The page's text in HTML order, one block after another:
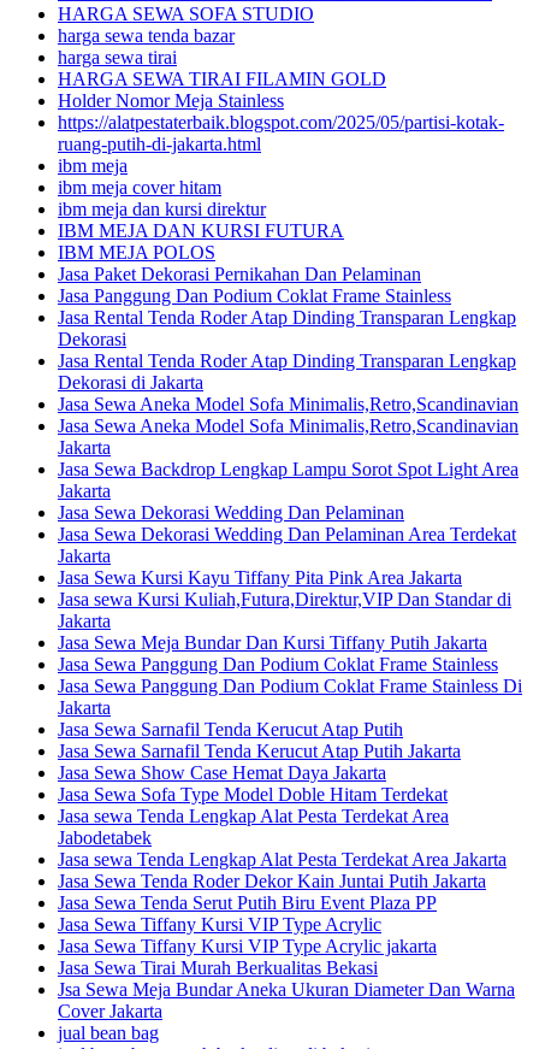
HARGA SEWA SOFA STUDIO
harga sewa tenda bazar
harga sewa tirai
HARGA SEWA TIRAI FILAMIN GOLD
Holder Nomor Meja Stainless
https://alatpestaterbaik.blogspot.com/2025/05/partisi-kotak-
ruang-putih-di-jakarta.html
ibm meja
ibm meja cover hitam
ibm meja dan kursi direktur
IBM MEJA DAN KURSI FUTURA
IBM MEJA POLOS
Jasa Paket Dekorasi Pernikahan Dan Pelaminan
Jasa Panggung Dan Podium Coklat Frame Stainless
Jasa Rental Tenda Roder Atap Dinding Transparan Lengkap
Dekorasi
Jasa Rental Tenda Roder Atap Dinding Transparan Lengkap
Dekorasi di Jakarta
Jasa Sewa Aneka Model Sofa Minimalis,Retro,Scandinavian
Jasa Sewa Aneka Model Sofa Minimalis,Retro,Scandinavian
Jakarta
Jasa Sewa Backdrop Lengkap Lampu Sorot Spot Light Area
Jakarta
Jasa Sewa Dekorasi Wedding Dan Pelaminan
Jasa Sewa Dekorasi Wedding Dan Pelaminan Area Terdekat
Jakarta
Jasa Sewa Kursi Kayu Tiffany Pita Pink Area Jakarta
Jasa sewa Kursi Kuliah,Futura,Direktur,VIP Dan Standar di
Jakarta
Jasa Sewa Meja Bundar Dan Kursi Tiffany Putih Jakarta
Jasa Sewa Panggung Dan Podium Coklat Frame Stainless
Jasa Sewa Panggung Dan Podium Coklat Frame Stainless Di
Jakarta
Jasa Sewa Sarnafil Tenda Kerucut Atap Putih
Jasa Sewa Sarnafil Tenda Kerucut Atap Putih Jakarta
Jasa Sewa Show Case Hemat Daya Jakarta
Jasa Sewa Sofa Type Model Doble Hitam Terdekat
Jasa sewa Tenda Lengkap Alat Pesta Terdekat Area
Jabodetabek
Jasa sewa Tenda Lengkap Alat Pesta Terdekat Area Jakarta
Jasa Sewa Tenda Roder Dekor Kain Juntai Putih Jakarta
Jasa Sewa Tenda Serut Putih Biru Event Plaza PP
Jasa Sewa Tiffany Kursi VIP Type Acrylic
Jasa Sewa Tiffany Kursi VIP Type Acrylic jakarta
Jasa Sewa Tirai Murah Berkualitas Bekasi
Jsa Sewa Meja Bundar Aneka Ukuran Diameter Dan Warna
Cover Jakarta
jual bean bag